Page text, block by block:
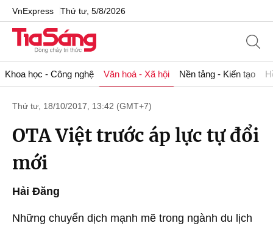
VnExpress Thứ tư, 5/8/2026
Khoa học - Công nghệ Văn hoá - Xã hội Nền tảng - Kiến tạo
Thứ tư, 18/10/2017, 13:42 (GMT+7)
OTA Việt trước áp lực tự đổi
mới
Hải Đăng
Những chuyển dịch mạnh mẽ trong ngành du lịch